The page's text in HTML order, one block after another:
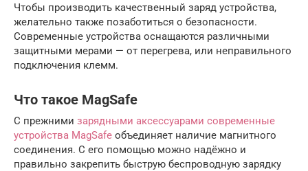
Чтобы производить качественный заряд устройства,
желательно также позаботиться о безопасности.
Современные устройства оснащаются различными
защитными мерами — от перегрева, или неправильного
подключения клемм.
Что такое MagSafe
С прежними зарядными аксессуарами современные
устройства MagSafe объединяет наличие магнитного
соединения. С его помощью можно надёжно и
правильно закрепить быструю беспроводную зарядку